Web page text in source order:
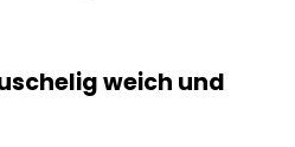
weich und